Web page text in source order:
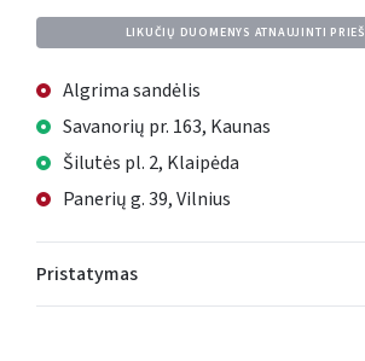
LIKUČIŲ DUOMENYS ATNAUJINTI PRIEŠ
Algrima sandėlis
Savanorių pr. 163, Kaunas
Šilutės pl. 2, Klaipėda
Panerių g. 39, Vilnius
Pristatymas